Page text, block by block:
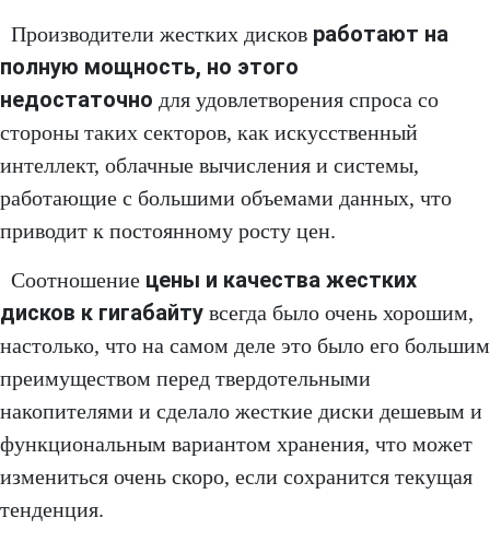
Производители жестких дисков работают на
полную мощность, но этого
недостаточно для удовлетворения спроса со
стороны таких секторов, как искусственный
интеллект, облачные вычисления и системы,
работающие с большими объемами данных, что
приводит к постоянному росту цен.
Соотношение цены и качества жестких
дисков к гигабайту всегда было очень хорошим,
настолько, что на самом деле это было его большим
преимуществом перед твердотельными
накопителями и сделало жесткие диски дешевым и
функциональным вариантом хранения, что может
измениться очень скоро, если сохранится текущая
тенденция.